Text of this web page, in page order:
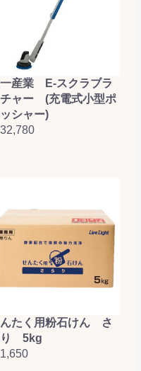
産業 E-スクラブラ
チャー (充電式小型ポ
シャー)
32,780
たく用粉石けん さ
り 5kg
1,650